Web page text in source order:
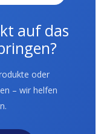
auf das
oder
– wir helfen